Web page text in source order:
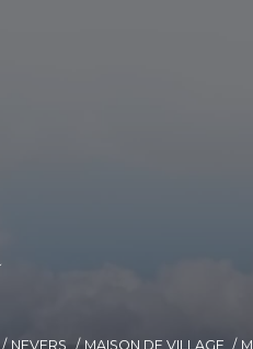
NEVERS MAISON DE VILLAGE